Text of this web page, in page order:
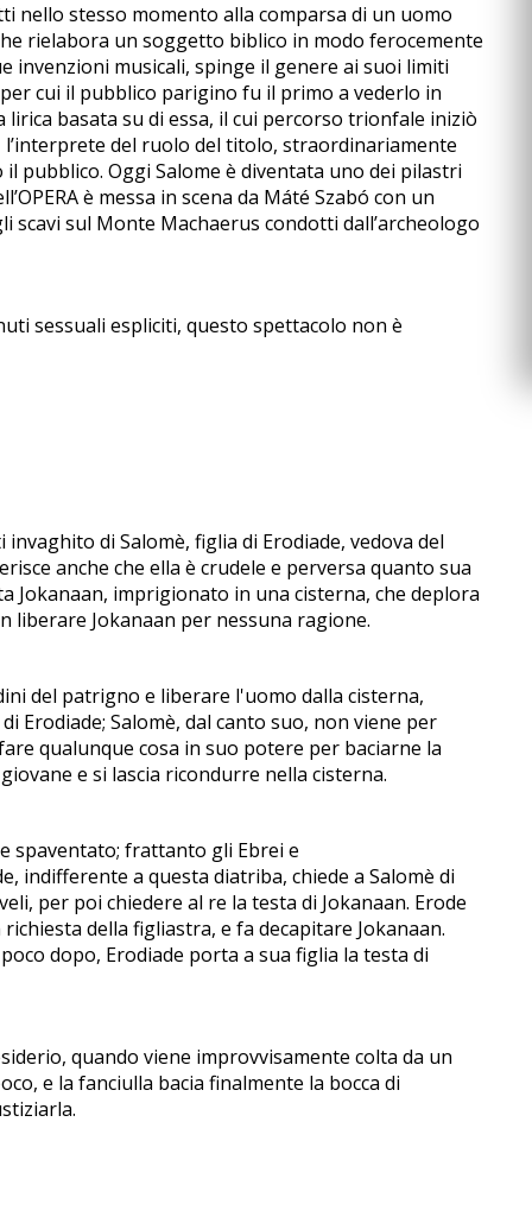
nello stesso momento alla comparsa di un uomo
rielabora un soggetto biblico in modo ferocemente
invenzioni musicali, spinge il genere ai suoi limiti
cui il pubblico parigino fu il primo a vederlo in
lirica basata su di essa, il cui percorso trionfale iniziò
l’interprete del ruolo del titolo, straordinariamente
pubblico. Oggi Salome è diventata uno dei pilastri
è messa in scena da Máté Szabó con un
sul Monte Machaerus condotti dall’archeologo
sessuali espliciti, questo spettacolo non è
di Salomè, figlia di Erodiade, vedova del
anche che ella è crudele e perversa quanto sua
Jokanaan, imprigionato in una cisterna, che deplora
liberare Jokanaan per nessuna ragione.
del patrigno e liberare l'uomo dalla cisterna,
Erodiade; Salomè, dal canto suo, non viene per
qualunque cosa in suo potere per baciarne la
e si lascia ricondurre nella cisterna.
spaventato; frattanto gli Ebrei e
indifferente a questa diatriba, chiede a Salomè di
per poi chiedere al re la testa di Jokanaan. Erode
della figliastra, e fa decapitare Jokanaan.
dopo, Erodiade porta a sua figlia la testa di
quando viene improvvisamente colta da un
e la fanciulla bacia finalmente la bocca di